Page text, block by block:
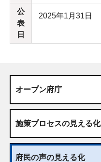
公
表
日
2025年1月31日
オープン府庁
施策プロセスの見える化
府民の声の見える化